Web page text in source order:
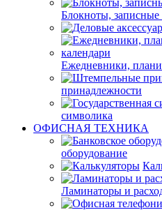
Блокноты,
Ежедневники,
принадлежности
символика
ОФИСНАЯ ТЕХНИКА
оборудование
Ламинаторы и